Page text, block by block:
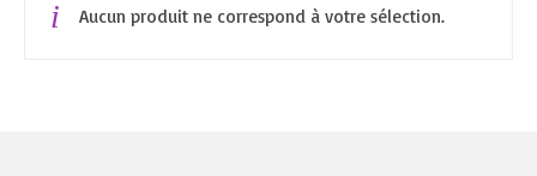
Aucun produit ne correspond à votre sélection.